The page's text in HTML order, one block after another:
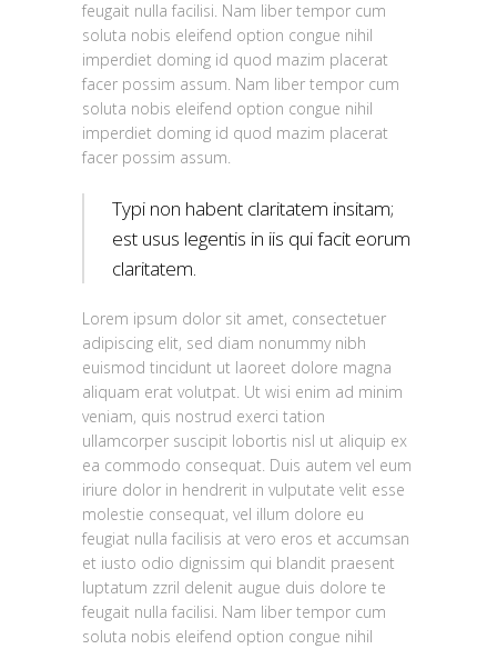
feugait nulla facilisi. Nam liber tempor cum
soluta nobis eleifend option congue nihil
imperdiet doming id quod mazim placerat
facer possim assum. Nam liber tempor cum
soluta nobis eleifend option congue nihil
imperdiet doming id quod mazim placerat
facer possim assum.
Typi non habent claritatem insitam;
est usus legentis in iis qui facit eorum
claritatem.
Lorem ipsum dolor sit amet, consectetuer
adipiscing elit, sed diam nonummy nibh
euismod tincidunt ut laoreet dolore magna
aliquam erat volutpat. Ut wisi enim ad minim
veniam, quis nostrud exerci tation
ullamcorper suscipit lobortis nisl ut aliquip ex
ea commodo consequat. Duis autem vel eum
iriure dolor in hendrerit in vulputate velit esse
molestie consequat, vel illum dolore eu
feugiat nulla facilisis at vero eros et accumsan
et iusto odio dignissim qui blandit praesent
luptatum zzril delenit augue duis dolore te
feugait nulla facilisi. Nam liber tempor cum
soluta nobis eleifend option congue nihil